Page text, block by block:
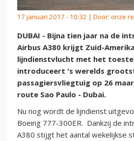
17 januari 2017 - 10:32 | Door: onze
DUBAI - Bijna tien jaar na de
Airbus A380 krijgt Zuid-
lijndienstvlucht met het
introduceert 's werelds
passagiersvliegtuig op 26
route Sao Paulo - Dubai.
Nu nog wordt de lijndienst
Boeing 777-300ER. Dankzij de
A380 stijgt het aantal wekelijkse